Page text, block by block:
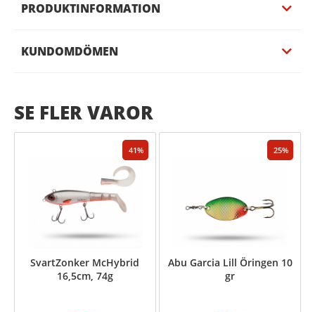
PRODUKTINFORMATION
KUNDOMDÖMEN
SE FLER VAROR
41
SvartZonker McHybrid
16,5cm, 74g
25
Abu Garcia Lill Öringen 10
gr